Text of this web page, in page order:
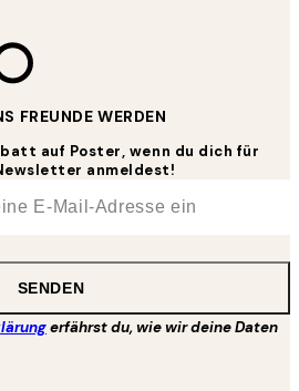
FREUNDE WERDEN
auf Poster, wenn du dich für
anmeldest!
SENDEN
erfährst du, wie wir deine Daten